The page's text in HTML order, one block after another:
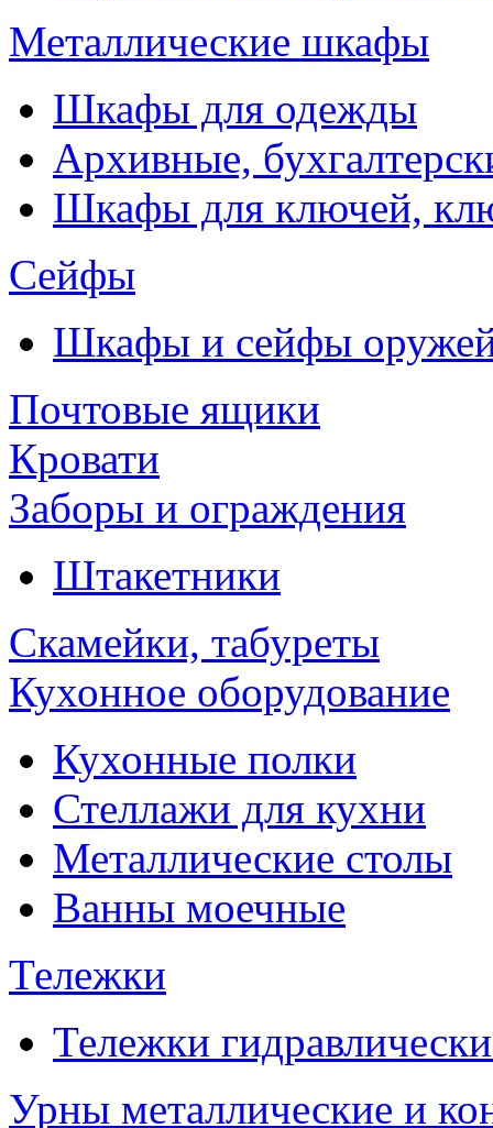
Металлические шкафы
Шкафы для одежды
Архивные,
Шкафы для ключей,
Сейфы
Шкафы и сейфы
Почтовые ящики
Кровати
Заборы и ограждения
Штакетники
Скамейки, табуреты
Кухонное оборудование
Кухонные полки
Стеллажи для кухни
Металлические столы
Ванны моечные
Тележки
Тележки
Урны металлические и